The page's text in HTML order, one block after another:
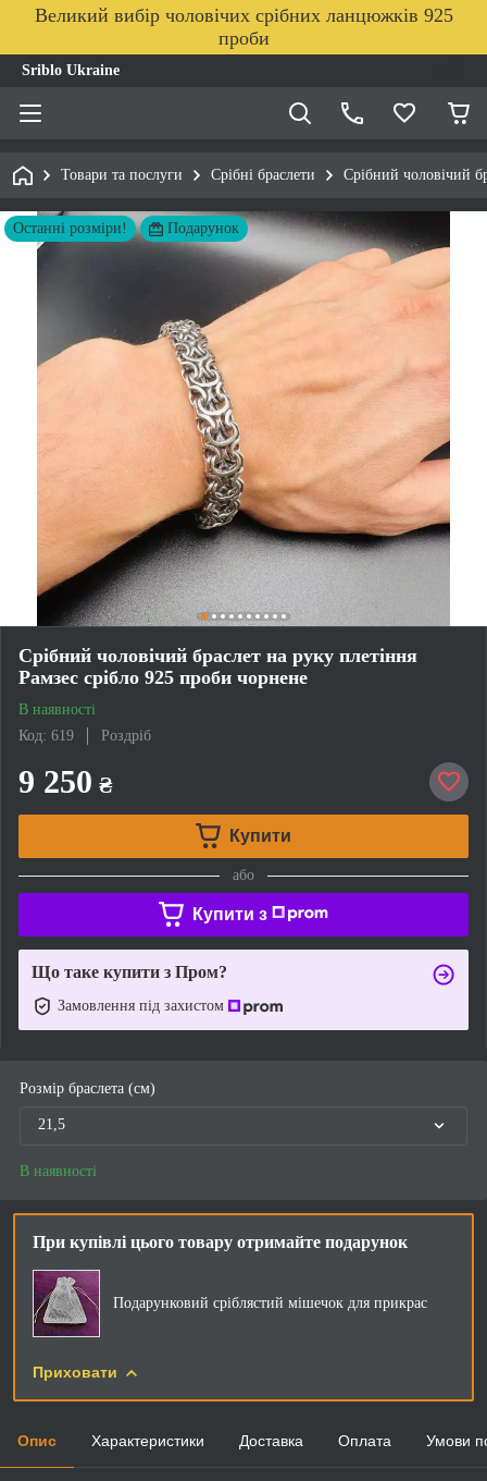
Великий вибір чоловічих срібних ланцюжків 925
проби
Sriblo Ukraine
Товари та послуги Срібні браслети Срібний чоловічий
Останні розміри! Подарунок
Срібний чоловічий браслет на руку плетіння
Рамзес срібло 925 проби чорнене
В наявності
Код: 619
Роздріб
9 250 ₴
Купити
або
Купити з
Що таке купити з Пром?
Замовлення під захистом
Розмір браслета (см)
21,5
В наявності
При купівлі цього товару отримайте подарунок
Подарунковий сріблястий мішечок для прикрас
Приховати
Опис Характеристики Доставка Оплата Умови